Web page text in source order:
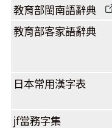
教育部閩南語辭典
教育部客家語辭典
日本常用漢字表
jf當務字集